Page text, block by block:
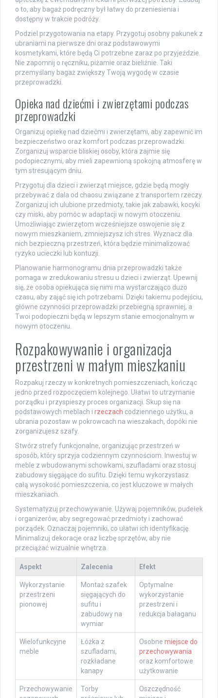
o to, aby bagaż podręczny był łatwy do przeniesienia i
dostępny w trakcie podróży.
Podziel przygotowania na etapy. Przygotuj osobny pakunek z
ubraniami na pierwsze dni oraz podstawowymi
kosmetykami, które będą Ci potrzebne zaraz po przyjeździe.
Nie zapomnij o ręczniku, piżamie oraz bieliźnie. Taki
przemyślany bagaż zwiększy Twoją wygodę w czasie
przeprowadzki.
Opieka nad dziećmi i zwierzętami podczas
przeprowadzki
Organizuj opiekę nad dziećmi i zwierzętami, aby zapewnić im
bezpieczeństwo oraz komfort podczas przeprowadzki.
Zorganizuj wsparcie bliskiej osoby, która zajmie się
podopiecznymi, aby mieli zapewnioną spokojną atmosferę w
tym stresującym dniu.
Przygotuj dla dzieci i zwierząt miejsce, gdzie będą mogły
przebywać z dala od chaosu związane z transportem rzeczy.
Zorganizuj ich ulubione przedmioty, takie jak zabawki, kocyki
czy miski, aby pomóc w adaptacji w nowym otoczeniu.
Umożliwiając zwierzętom wcześniejsze oswojenie się z
nowym mieszkaniem, zmniejszysz ich stres. Wyznacz dla
nich bezpieczną przestrzeń, która będzie minimalizować
ryzyko ucieczki lub kontuzji.
Planowanie harmonogramu dnia przeprowadzki także
pomaga w zredukowaniu stresu u dzieci i zwierząt. Upewnij
się, że osoba opiekująca się nimi ma wystarczająco dużo
czasu, aby zająć się ich potrzebami. Dzięki takiemu podejściu,
główne czynności przeprowadzki przebiegną sprawniej, a
Twoi podopieczni będą w lepszym stanie emocjonalnym w
nowym otoczeniu.
Rozpakowywanie i organizacja
przestrzeni w małym mieszkaniu
Rozpakuj rzeczy w konkretnych pomieszczeniach, kończąc
jedno przed rozpoczęciem kolejnego. Ułatwi to utrzymanie
porządku i przyspieszy proces organizacji. Skup się na
podstawowych meblach i rzeczach codziennego użytku, a
ubrania pozostaw w pokrowcach na wieszakach, dopóki nie
zorganizujesz szafy.
Stwórz strefy funkcjonalne, organizując przestrzeń w
sposób, który sprzyja codziennym czynnościom. Inwestuj w
meble z wbudowanymi schowkami, szufladami oraz stosuj
zabudowy sięgające do sufitu. Dzięki temu wykorzystasz
całą wysokość pomieszczenia, co jest kluczowe w małych
mieszkaniach.
Systematyzuj przechowywanie. Używaj pojemników, pudełek
i organizerów, aby segregować przedmioty i zachować
porządek. Oznaczaj pojemniki, co ułatwi ich identyfikację.
Minimalizuj dekoracje oraz liczbę sprzętów, aby nie
przeciążać wizualnie wnętrza.
Aspekt Zalecenia Efekt
Wykorzystanie
przestrzeni
pionowej
Montaż szafek
sięgających do
sufitu i
zabudowy na
wymiar
Optymalne
wykorzystanie
przestrzeni i
redukcja bałaganu
Wielofunkcyjne
meble
Łóżka z
szufladami,
rozkładane
kanapy
Osobne miejsce do
przechowywania
oraz komfortowe
użytkowanie
Przechowywanie
Torby
Oszczędność